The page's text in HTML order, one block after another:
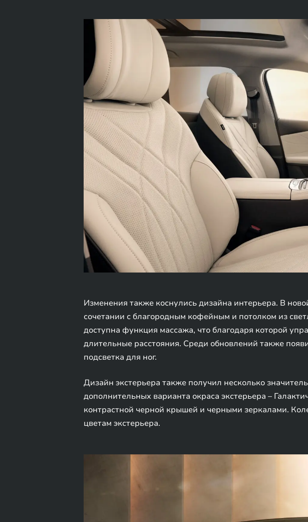
Изменения также коснулись дизайна интерьера. В
сочетании с благородным кофейным и потолком из
доступна функция массажа, что благодаря которой
длительные расстояния. Среди обновлений также
подсветка для ног.
Дизайн экстерьера также получил несколько
дополнительных варианта окраса экстерьера –
контрастной черной крышей и черными зеркалами.
цветам экстерьера.